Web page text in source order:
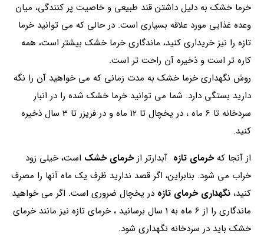
خرما خشک به دلیل داشتن قند طبیعی و خاصیت پر کنندگی، میان
وعده غذایی مورد علاقه بسیاری است. در حالی که می توانید خرما
تازه را نیز خریداری کنید، ماندگاری خرما خشک بیشتر است، همه
کاره تر است و ذخیره آن راحت تر است.
روش نگهداری خرما خشک به مدت زمانی که می خواهید آن را نگه
دارید بستگی دارد. شما می توانید خرما خشک شده را در انبار
سردخانه تا 6 ماه ، در یخچال تا 12 ماه و در فریزر تا 3 سال ذخیره
کنید.
از آنجا کهخرمای تازه آبدارتر ازخرمای خشک است، خیلی زود
خراب می شود. بنابراین، اگر قصد ندارید ظرف یک ماه آنها را مصرف
کنید، نگهداری خرمای تازه در یخچال ضروری است. اگر می خواهید
ماندگاری را از 6 ماه به 1 سال برسانید ، خرمای تازه نیز مانند خرمای
خشک باید در سردخانه نگهداری شود.